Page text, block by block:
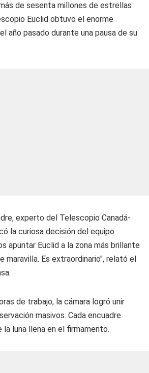
de sesenta millones de estrellas
Euclid obtuvo el enorme
año pasado durante una pausa de su
experto del Telescopio Canadá-
la curiosa decisión del equipo
apuntar Euclid a la zona más brillante
maravilla. Es extraordinario", relató el
de trabajo, la cámara logró unir
masivos. Cada encuadre
luna llena en el firmamento.